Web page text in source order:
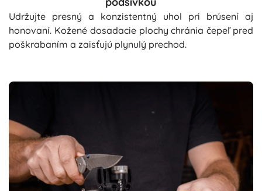
Udržujte presný a konzistentný uhol pri brúsení aj
honovaní. Kožené dosadacie plochy chránia čepeľ pred
poškrabaním a zaisťujú plynulý prechod.